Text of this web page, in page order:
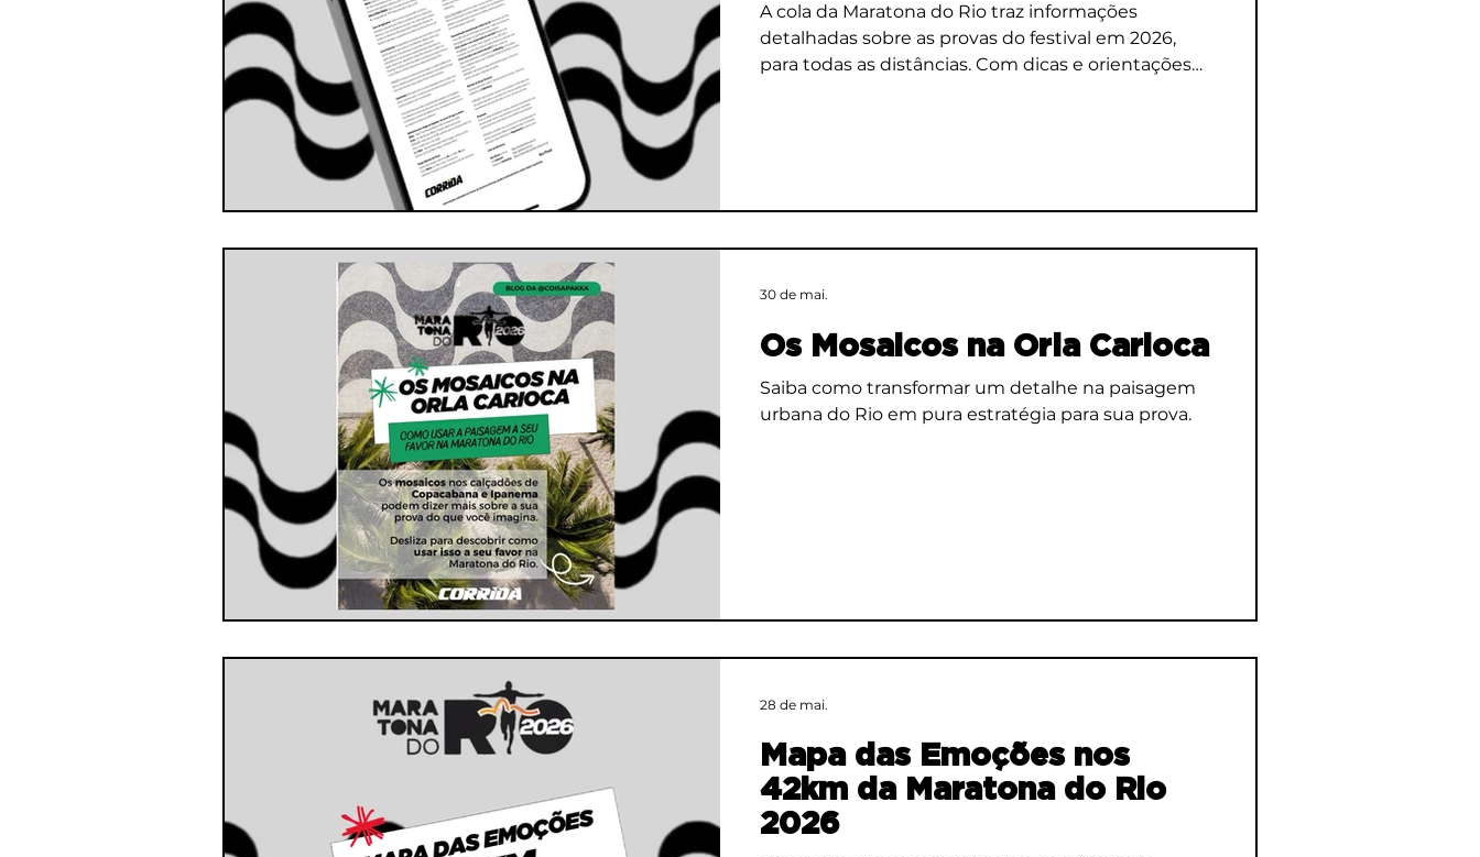
A cola da Maratona do Rio traz informações
detalhadas sobre as provas do festival em 2026,
para todas as distâncias. Com dicas e orientações
Os Mosaicos na Orla Carioca
Saiba como transformar um detalhe na paisagem
urbana do Rio em pura estratégia para sua prova.
30 de mai.
Mapa das Emoções nos
42km da Maratona do Rio
2026
28 de mai.